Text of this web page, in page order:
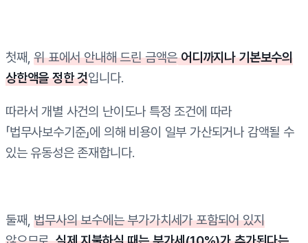
첫째,위 표에서 안내해 드린 금액은어디까지나 기본보수의
상한액을 정한 것입니다.
따라서 개별 사건의 난이도나 특정 조건에 따라
「법무사보수기준」에 의해 비용이 일부 가산되거나 감액될 수
있는 유동성은 존재합니다.
둘째,법무사의 보수에는 부가가치세가 포함되어 있지